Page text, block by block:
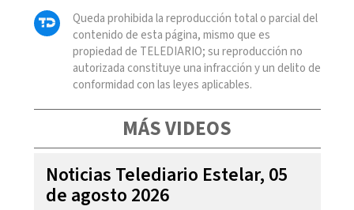
Queda prohibida la reproducción total o parcial del
contenido de esta página, mismo que es
propiedad de TELEDIARIO; su reproducción no
autorizada constituye una infracción y un delito de
conformidad con las leyes aplicables.
MÁS VIDEOS
Noticias Telediario Estelar, 05
de agosto 2026